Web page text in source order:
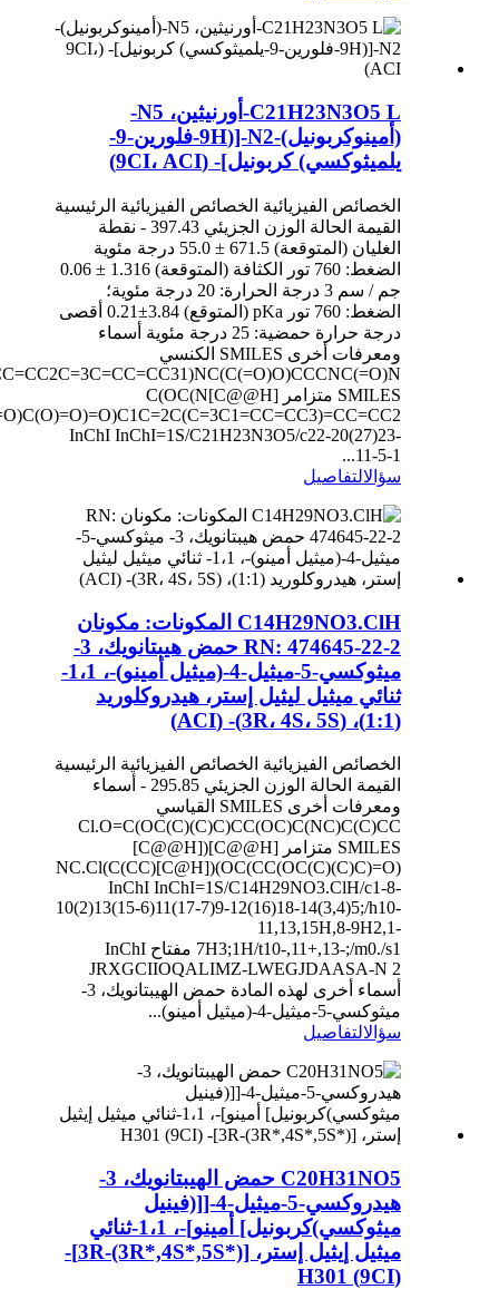
C21H23N3O5 L-أورنيثين، N5-
(أمينوكربونيل)-N2-[(9H-فلورين-9-
يلميثوكسي) كربونيل]- (9CI، ACI)
الخصائص الفيزيائية الخصائص الفيزيائية الرئيسية
القيمة الحالة الوزن الجزيئي 397.43 - نقطة
الغليان (المتوقعة) 671.5 ± 55.0 درجة مئوية
الضغط: 760 تور الكثافة (المتوقعة) 1.316 ± 0.06
جم / سم 3 درجة الحرارة: 20 درجة مئوية؛
الضغط: 760 تور pKa (المتوقع) 3.84±0.21 أقصى
درجة حرارة حمضية: 25 درجة مئوية أسماء
ومعرفات أخرى SMILES الكنسي
SMILES متزامر C(OC(N[C@@H]
InChI InChI=1S/C21H23N3O5/c22-20(27)23-
11-5-1...
سؤالالتفاصيل
C14H29NO3.ClH المكونات: مكونان
RN: 474645-22-2 حمض هيبتانويك، 3-
ميثوكسي-5-ميثيل-4-(ميثيل أمينو)-، 1،1-
ثنائي ميثيل ليثيل إستر، هيدروكلوريد
(1:1)، (3R، 4S، 5S)- (ACI)
الخصائص الفيزيائية الخصائص الفيزيائية الرئيسية
القيمة الحالة الوزن الجزيئي 295.85 - أسماء
ومعرفات أخرى SMILES القياسي
Cl.O=C(OC(C)(C)C)CC(OC)C(NC)C(C)CC
SMILES متزامر [C@@H]([C@@H]
(CC(OC(C)(C)C)=O)OC)([C@H](CC)C)NC.Cl
InChI InChI=1S/C14H29NO3.ClH/c1-8-
10(2)13(15-6)11(17-7)9-12(16)18-14(3,4)5;/h10-
11,13,15H,8-9H2,1-
7H3;1H/t10-,11+,13-;/m0./s1 مفتاح InChI
JRXGCIIOQALIMZ-LWEGJDAASA-N 2
أسماء أخرى لهذه المادة حمض الهيبتانويك، 3-
ميثوكسي-5-ميثيل-4-(ميثيل أمينو)...
سؤالالتفاصيل
C20H31NO5 حمض الهيبتانويك، 3-
هيدروكسي-5-ميثيل-4-[[(فينيل
ميثوكسي)كربونيل] أمينو]-، 1،1-ثنائي
ميثيل إيثيل إستر، [3R-(3R*,4S*,5S*)]-
(9CI) H301